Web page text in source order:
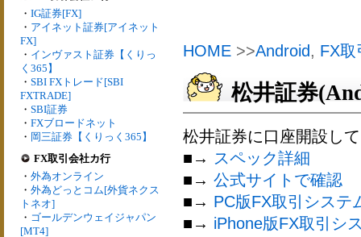
・ IG証券[FX]
・ アイネット証券[アイネット
FX]
・ インヴァスト証券【くりっ
く365】
・ SBI FXトレード[SBI
FXTRADE]
・ SBI証券
・ FXブロードネット
・ 岡三証券【くりっく365】
FX取引会社カ行
・ 外為オンライン
・ 外為どっとコム[外貨ネクス
トネオ]
・ ゴールデンウェイジャパン
[MT4]
HOME >>Android , FX取
松井証券
松井証券に口座開設し
■→ スペック詳細
■→ 公式サイトで確認
■→ PC版FX取引システ
■→ iPhone版FX取引シ